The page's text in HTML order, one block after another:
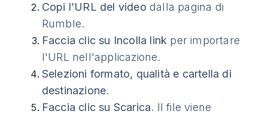
Copi l’URL del video dalla pagina di
Rumble.
Faccia clic su Incolla link per importare
l'URL nell'applicazione.
Selezioni formato, qualità e cartella di
destinazione.
Faccia clic su Scarica. Il file viene